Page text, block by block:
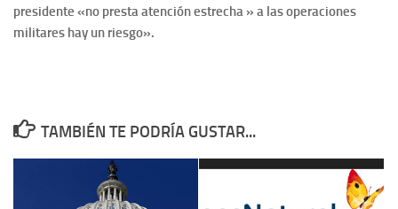
presidente «no presta atención estrecha » a las operaciones
militares hay un riesgo».
TAMBIÉN TE PODRÍA GUSTAR...